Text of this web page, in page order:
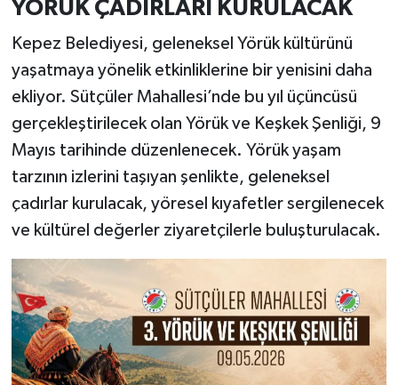
YÖRÜK ÇADIRLARI KURULACAK
Kepez Belediyesi, geleneksel Yörük kültürünü
yaşatmaya yönelik etkinliklerine bir yenisini daha
ekliyor. Sütçüler Mahallesi’nde bu yıl üçüncüsü
gerçekleştirilecek olan Yörük ve Keşkek Şenliği, 9
Mayıs tarihinde düzenlenecek. Yörük yaşam
tarzının izlerini taşıyan şenlikte, geleneksel
çadırlar kurulacak, yöresel kıyafetler sergilenecek
ve kültürel değerler ziyaretçilerle buluşturulacak.